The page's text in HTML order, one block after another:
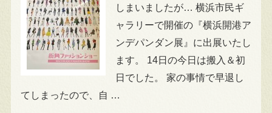
しまいましたが… 横浜市民ギ
ャラリーで開催の『横浜開港ア
ンデパンダン展』に出展いたし
ます。 14日の今日は搬入＆初
日でした。 家の事情で早退し
てしまったので、自 …